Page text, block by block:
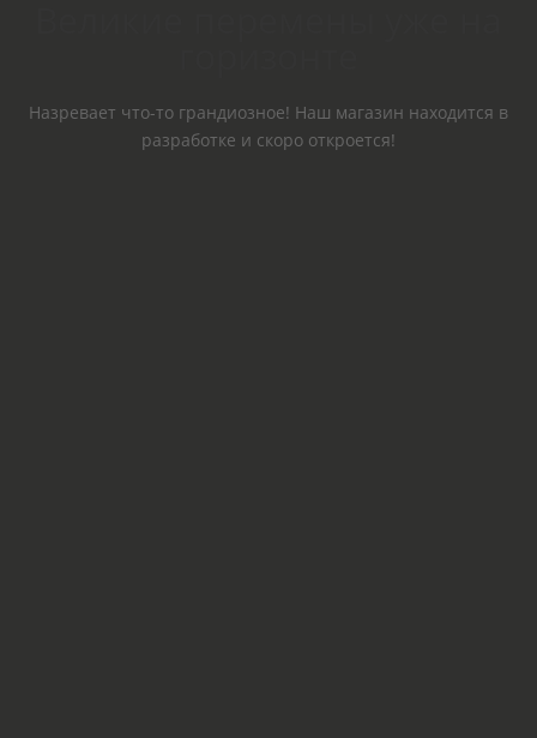
Назревает что-то грандиозное! Наш магазин находится в
разработке и скоро откроется!